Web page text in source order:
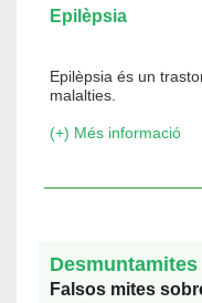
Epilèpsia
Epilèpsia és un
malalties.
(+) Més informació
Desmuntamites
Falsos mites